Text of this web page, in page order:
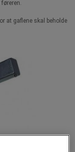
at gaflene skal beholde